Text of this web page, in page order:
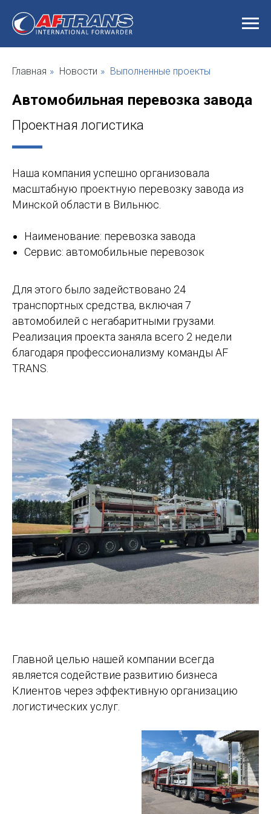
Главная » Новости » Выполненные проекты
Автомобильная перевозка завода
Проектная логистика
Наша компания успешно организовала
масштабную проектную перевозку завода из
Минской области в Вильнюс.
Наименование: перевозка завода
Сервис: автомобильные перевозок
Для этого было задействовано 24
транспортных средства, включая 7
автомобилей с негабаритными грузами.
Реализация проекта заняла всего 2 недели
благодаря профессионализму команды AF
TRANS.
Главной целью нашей компании всегда
является содействие развитию бизнеса
Клиентов через эффективную организацию
логистических услуг.